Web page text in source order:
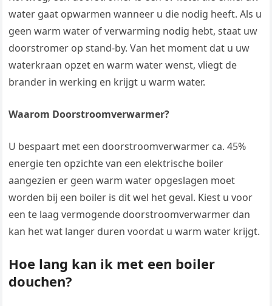
water gaat opwarmen wanneer u die nodig heeft. Als u
geen warm water of verwarming nodig hebt, staat uw
doorstromer op stand-by. Van het moment dat u uw
waterkraan opzet en warm water wenst, vliegt de
brander in werking en krijgt u warm water.
Waarom Doorstroomverwarmer?
U bespaart met een doorstroomverwarmer ca. 45%
energie ten opzichte van een elektrische boiler
aangezien er geen warm water opgeslagen moet
worden bij een boiler is dit wel het geval. Kiest u voor
een te laag vermogende doorstroomverwarmer dan
kan het wat langer duren voordat u warm water krijgt.
Hoe lang kan ik met een boiler
douchen?